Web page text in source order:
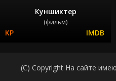
Куншиктер
(фильм)
(C) Copyright На сайте